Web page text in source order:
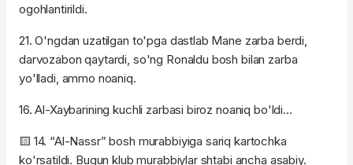
ogohlantirildi.
21. O'ngdan uzatilgan to'pga dastlab Mane zarba berdi,
darvozabon qaytardi, so'ng Ronaldu bosh bilan zarba
yo'lladi, ammo noaniq.
16. Al-Xaybarining kuchli zarbasi biroz noaniq bo'ldi…
🟨 14. “Al-Nassr” bosh murabbiyiga sariq kartochka
ko'rsatildi. Bugun klub murabbiylar shtabi ancha asabiy.